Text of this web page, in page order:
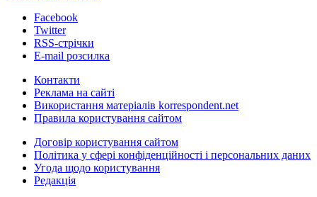
Facebook
Twitter
RSS-стрічки
E-mail розсилка
Контакти
Реклама на сайті
Використання матеріалів korrespondent.net
Правила користування сайтом
Договір користування сайтом
Політика у сфері конфіденційності і персональних даних
Угода щодо користування
Редакція